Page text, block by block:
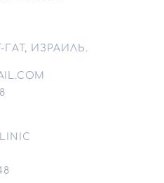
ГАТ, ИЗРАИЛЬ.